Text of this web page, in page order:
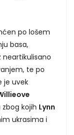
po lošem
basa,
neartikulisano
te po
je uvek
kojih Lynn
ukrasima i